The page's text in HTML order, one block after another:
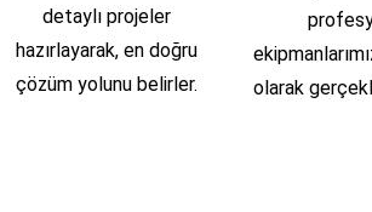
detaylı projeler
hazırlayarak, en doğru
çözüm yolunu belirler.
olarak